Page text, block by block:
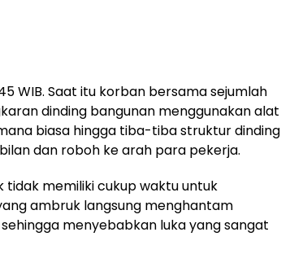
WIB. Saat itu korban bersama sejumlah
dinding bangunan menggunakan alat
biasa hingga tiba-tiba struktur dinding
dan roboh ke arah para pekerja.
tidak memiliki cukup waktu untuk
ambruk langsung menghantam
menyebabkan luka yang sangat